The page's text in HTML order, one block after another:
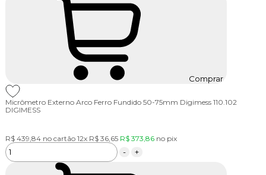
Comprar
Micrômetro Externo Arco Ferro Fundido 50-75mm Digimess 110.102
DIGIMESS
R$ 439,84 no cartão 12x R$ 36,65 R$ 373,86 no pix
- +